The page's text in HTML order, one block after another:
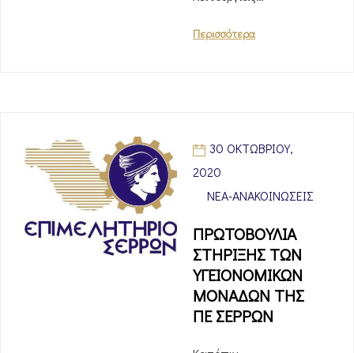
Περισσότερα
30 ΟΚΤΩΒΡΊΟΥ,
2020
ΝΈΑ-ΑΝΑΚΟΙΝΏΣΕΙΣ
ΠΡΩΤΟΒΟΥΛΙΑ
ΣΤΗΡΙΞΗΣ ΤΩΝ
ΥΓΕΙΟΝΟΜΙΚΩΝ
ΜΟΝΑΔΩΝ ΤΗΣ
ΠΕ ΣΕΡΡΩΝ